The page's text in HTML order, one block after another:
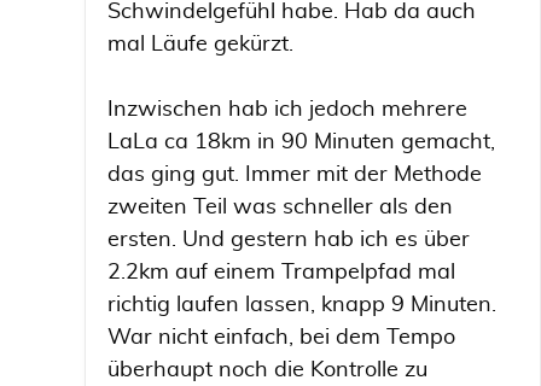
Schwindelgefühl habe. Hab da auch
mal Läufe gekürzt.
Inzwischen hab ich jedoch mehrere
LaLa ca 18km in 90 Minuten gemacht,
das ging gut. Immer mit der Methode
zweiten Teil was schneller als den
ersten. Und gestern hab ich es über
2.2km auf einem Trampelpfad mal
richtig laufen lassen, knapp 9 Minuten.
War nicht einfach, bei dem Tempo
überhaupt noch die Kontrolle zu